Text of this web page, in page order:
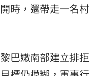
時，還帶走一名村
巴嫩南部建立排拒